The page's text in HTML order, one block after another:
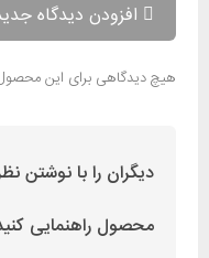
افزودن دیدگاه
هیچ دیدگاهی برای این
دیگران را با نوشتن
محصول راهنمایی